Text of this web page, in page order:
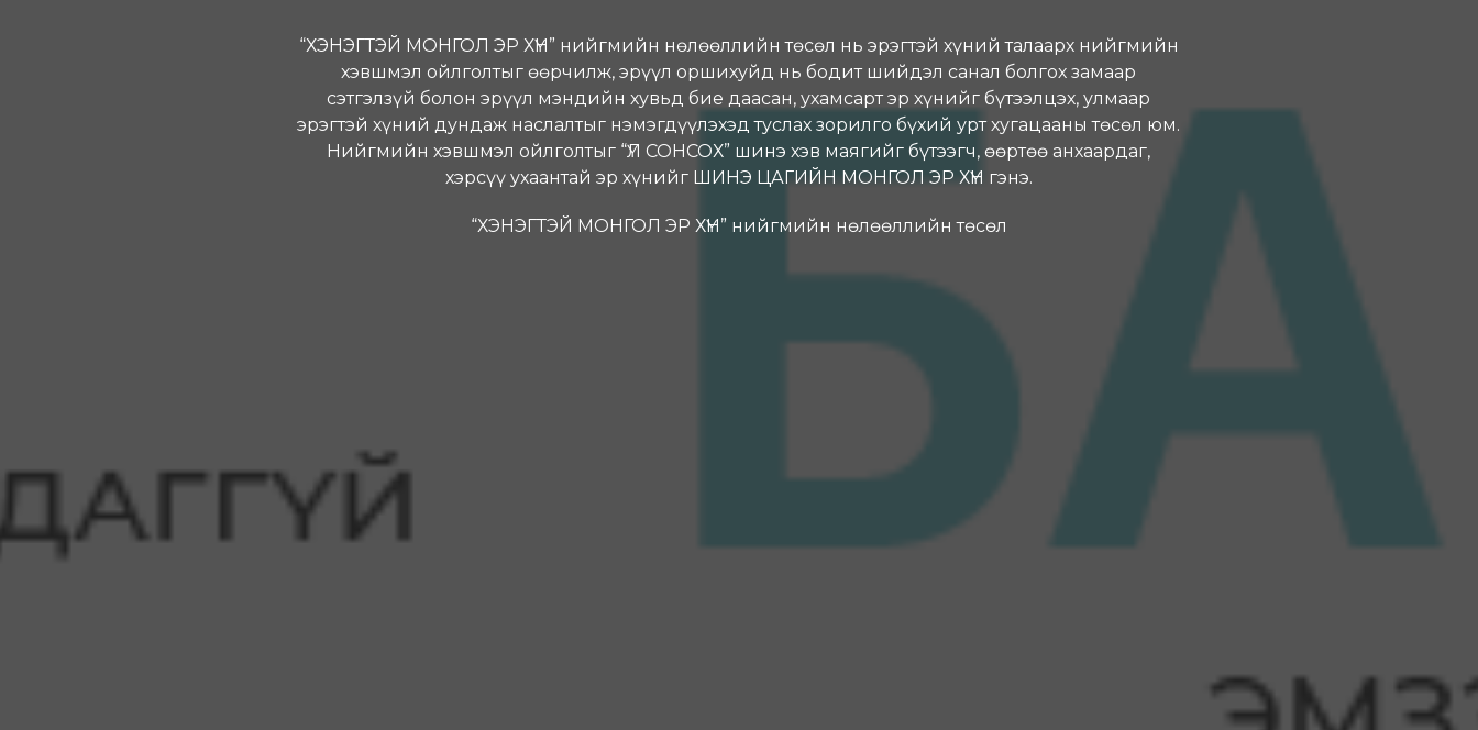
“ХЭНЭГТЭЙ МОНГОЛ ЭР ХҮН” нийгмийн нөлөөллийн төсөл нь эрэгтэй хүний талаарх нийгмийн
хэвшмэл ойлголтыг өөрчилж, эрүүл оршихуйд нь бодит шийдэл санал болгох замаар
сэтгэлзүй болон эрүүл мэндийн хувьд бие даасан, ухамсарт эр хүнийг бүтээлцэх, улмаар
эрэгтэй хүний дундаж наслалтыг нэмэгдүүлэхэд туслах зорилго бүхий урт хугацааны төсөл юм.
Нийгмийн хэвшмэл ойлголтыг “ҮЛ СОНСОХ” шинэ хэв маягийг бүтээгч, өөртөө анхаардаг,
хэрсүү ухаантай эр хүнийг ШИНЭ ЦАГИЙН МОНГОЛ ЭР ХҮН гэнэ.
“ХЭНЭГТЭЙ МОНГОЛ ЭР ХҮН” нийгмийн нөлөөллийн төсөл